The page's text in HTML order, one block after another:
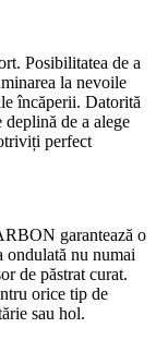
Posibilitatea de a
la nevoile
încăperii. Datorită
de a alege
perfect
garantează o
ondulată nu numai
de păstrat curat.
orice tip de
sau hol.